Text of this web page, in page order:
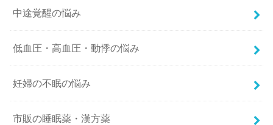
中途覚醒の悩み
低血圧・高血圧・動悸の悩み
妊婦の不眠の悩み
市販の睡眠薬・漢方薬